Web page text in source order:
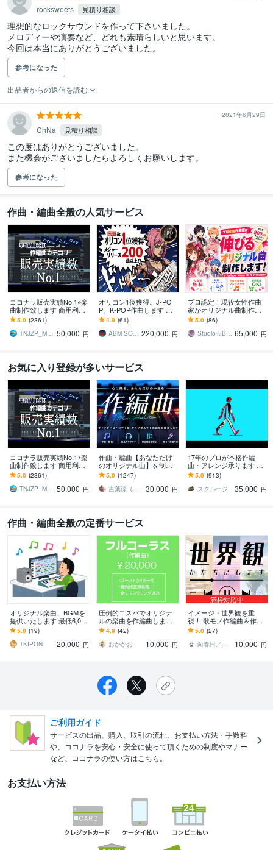
rocksweets 見積り相談
理想的なロックサウンドを作って下さいました。
メロディーや演奏など、どれも素晴らしいと思います。
今回は本当にありがとうございました。
参考になった
出品者からの返信を読む
2021年6月29日
ChNa 見積り相談
この度はありがとうございました。
参考になった
作曲・編曲全般の人気サービス
ココナラ販売実績No.1⭐︎楽
曲制作致します 商用利用
OK♫ リピーター多数の楽
曲制作サービスです
5.0 (2361)
TNJZP_MUSIC 50,000 円
オリコン1位獲得。J-PO
P、K-POP作曲します メ
ジャーレーベル同様、完
全プロクオリティで製作
します。
4.9 (61)
ABM SOUND 220,000 円
プロ認定！現役女性作曲
家がオリジナル曲制作し
ます ☆丸投げOK！☆商業
クオリティ☆作詞・作
曲・編曲まで対応
5.0 (86)
Studio☆BooBee 65,000 円
お気に入り登録が多いサービス
ココナラ販売実績No.1⭐︎楽
曲制作致します 商用利用
OK♫ リピーター多数の楽
曲制作サービスです
5.0 (2361)
TNJZP_MUSIC 50,000 円
作曲・編曲【あなただけ
のオリジナル曲】を制作
します 販売実績1,000件
超！初めての方も安心し
てご相談ください☆
5.0 (1247)
吉葉涼（あーるず）
30,000 円
17年のプロが本格作編
曲・アレンジ承ります ク
オリティ重視！ぜひサン
プルをご視聴ください
5.0 (913)
スクルージ
35,000 円
作曲・編曲全般の定番サービス
オリジナル楽曲、BGMを
提供いたします 最低6,000
円から対応可能！
5.0 (19)
TKIPON
20,000 円
圧倒的コスパでオリジナ
ルの楽曲を作編曲します
ゴーストライター可。ア
イドル、Vtuber、歌い手
など...
4.9 (42)
おかかお
10,000 円
満枠対応中
イメージ・世界観を重
視！ 歌モノ作編曲＆作詞
します 入念なヒアリング
＆修正無制限 あなたの世
界観に寄り添う一曲を
5.0 (27)
向春日／／音楽工房SIDE
10,000 円
ご利用ガイド
サービスの出品、購入、取引の流れ、お支払い方法・手数料
や、ココナラを安心・安全に使って頂くための制度やマナー
など、ココナラの使い方はこちら。
お支払い方法